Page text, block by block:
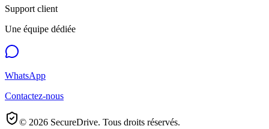
Support client
Une équipe dédiée
WhatsApp
Contactez-nous
© 2026 SecureDrive. Tous droits réservés.